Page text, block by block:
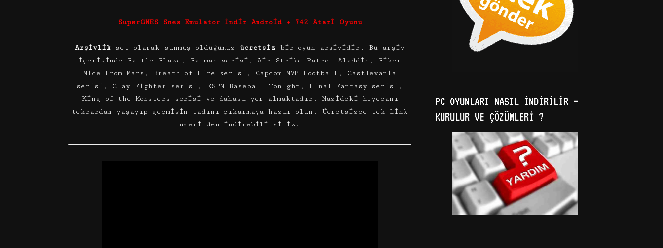
SuperGNES Snes Emulator İndir Android + 742 Atari Oyunu
Arşivlik set olarak sunmuş olduğumuz ücretsiz bir oyun arşividir. Bu arşiv
içerisinde Battle Blaze, Batman serisi, Air Strike Patro, Aladdin, Biker
Mice From Mars, Breath of Fire serisi, Capcom MVP Football, Castlevania
serisi, Clay Fighter serisi, ESPN Baseball Tonight, Final Fantasy serisi,
King of the Monsters serisi ve dahası yer almaktadır. Mazideki heyecanı
tekrardan yaşayıp geçmişin tadını çıkarmaya hazır olun. Ücretsizce tek link
üzerinden indirebilirsiniz.
PC OYUNLARI NASIL İNDIRILIR –
KURULUR VE ÇÖZÜMLERI ?